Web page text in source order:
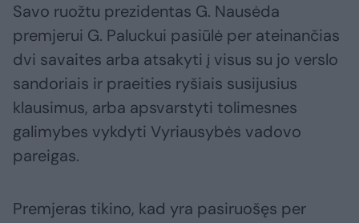
Savo ruožtu prezidentas G. Nausėda
premjerui G. Paluckui pasiūlė per ateinančias
dvi savaites arba atsakyti į visus su jo verslo
sandoriais ir praeities ryšiais susijusius
klausimus, arba apsvarstyti tolimesnes
galimybes vykdyti Vyriausybės vadovo
pareigas.
Premjeras tikino, kad yra pasiruošęs per